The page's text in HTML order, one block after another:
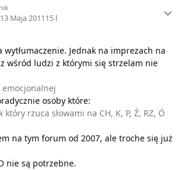
13 Maja 201115 l
wytłumaczenie. Jednak na imprezach na
wśród ludzi z którymi się strzelam nie
osoby które:
rzuca słowami na CH, K, P, Ź, RZ, Ó
na tym forum od 2007, ale troche się już
nie są potrzebne.